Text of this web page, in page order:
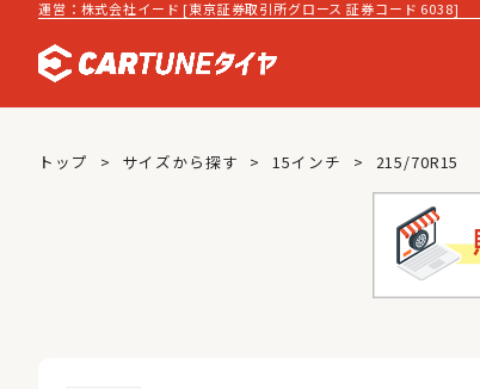
運営：株式会社イード [東京証券取引所グロース 証券コード 6038]
トップ サイズから探す 15インチ 215/70R15